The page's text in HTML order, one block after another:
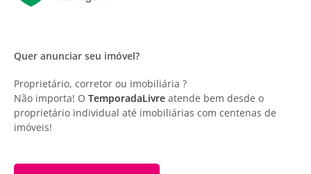
Quer anunciar seu imóvel?
Proprietário, corretor ou imobiliária ?
Não importa! O TemporadaLivre atende bem desde o
proprietário individual até imobiliárias com centenas de
imóveis!